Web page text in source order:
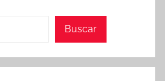
Buscar